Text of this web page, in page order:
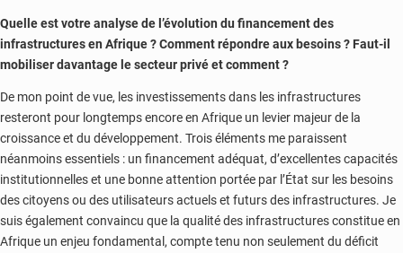
Quelle est votre analyse de l’évolution du financement des
infrastructures en Afrique ? Comment répondre aux besoins ? Faut-il
mobiliser davantage le secteur privé et comment ?
De mon point de vue, les investissements dans les infrastructures
resteront pour longtemps encore en Afrique un levier majeur de la
croissance et du développement. Trois éléments me paraissent
néanmoins essentiels : un financement adéquat, d’excellentes capacités
institutionnelles et une bonne attention portée par l’État sur les besoins
des citoyens ou des utilisateurs actuels et futurs des infrastructures. Je
suis également convaincu que la qualité des infrastructures constitue en
Afrique un enjeu fondamental, compte tenu non seulement du déficit